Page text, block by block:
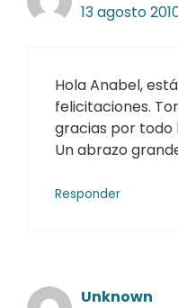
13 agosto
Hola Anabel,
felicitaciones.
gracias por todo
Un abrazo
Responder
Unknown